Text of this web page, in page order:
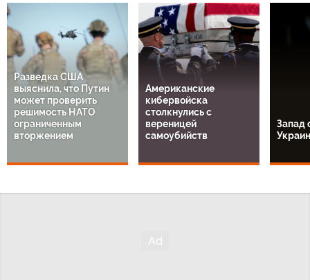
Разведка США
выяснила, что Путин
может проверить
решимость НАТО
ограниченным
вторжением
Американские
кибервойска
столкнулись с
вереницей
самоубийств
Запад